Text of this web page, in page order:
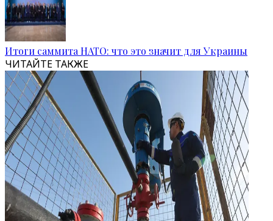
Итоги саммита НАТО: что это значит для Украины
ЧИТАЙТЕ ТАКЖЕ